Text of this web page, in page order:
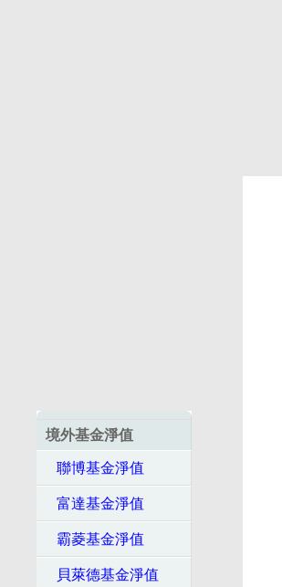
境外基金淨值
聯博基金淨值
富達基金淨值
霸菱基金淨值
貝萊德基金淨值